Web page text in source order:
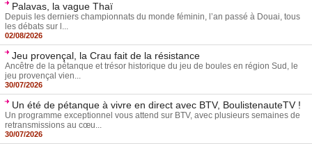
Palavas, la vague Thaï
Depuis les derniers championnats du monde féminin, l’an passé à Douai, tous
les débats sur l...
02/08/2026
Jeu provençal, la Crau fait de la résistance
Ancêtre de la pétanque et trésor historique du jeu de boules en région Sud, le
jeu provençal vien...
30/07/2026
Un été de pétanque à vivre en direct avec BTV, BoulistenauteTV !
Un programme exceptionnel vous attend sur BTV, avec plusieurs semaines de
retransmissions au cœu...
30/07/2026